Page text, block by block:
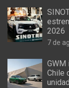
2026
7 de
GWM
Chile